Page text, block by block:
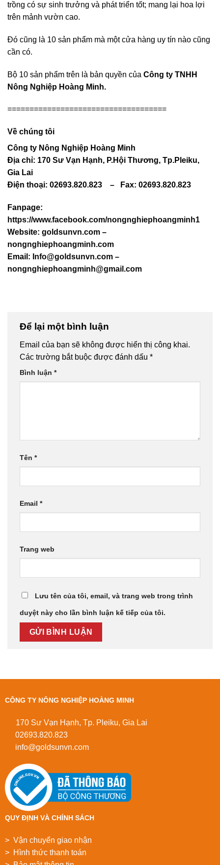
trồng có sự sinh trưởng và phát triển tốt; mang lại hoa lợi
trên mảnh vườn cao.
Đó cũng là 10 sản phẩm mà một cửa hàng uy tín nào cũng
cần có.
Bộ 10 sản phẩm trên là bản quyền của Công ty TNHH
Nông Nghiệp Hoàng Minh.
====================================
Về chúng tôi
Công ty Nông Nghiệp Hoàng Minh
Địa chỉ: 170 Sư Vạn Hạnh, P.Hội Thương, Tp.Pleiku,
Gia Lai
Điện thoại: 02693.820.823 – Fax: 02693.820.823
Fanpage:
https://www.facebook.com/nongnghiephoangminh1
Website: goldsunvn.com –
nongnghiephoangminh.com
Email: Info@goldsunvn.com –
nongnghiephoangminh@gmail.com
Để lại một bình luận
Email của bạn sẽ không được hiển thị công khai.
Các trường bắt buộc được đánh dấu *
Bình luận *
Tên *
Email *
Trang web
Lưu tên của tôi, email, và trang web trong trình
duyệt này cho lần bình luận kế tiếp của tôi.
CÔNG TY NÔNG NGHIỆP HOÀNG MINH
170 Sư Vạn Hạnh, Tp. Pleiku, Gia Lai
02693.820.823
info@goldsunvn.com
QUY ĐỊNH VÀ CHÍNH SÁCH
> Vận chuyển giao nhận
> Hình thức thanh toán